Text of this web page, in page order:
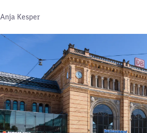
Von:
Anja Kesper